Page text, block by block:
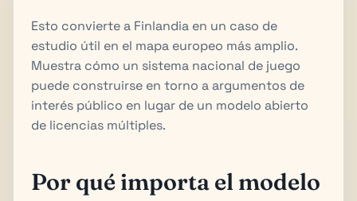
Esto convierte a Finlandia en un caso de
estudio útil en el mapa europeo más amplio.
Muestra cómo un sistema nacional de juego
puede construirse en torno a argumentos de
interés público en lugar de un modelo abierto
de licencias múltiples.
Por qué importa el modelo